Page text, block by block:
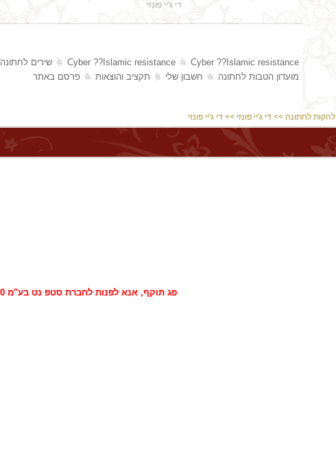
די ג'יי פונזי
Cyber ??Islamic resistance
Cyber ??Islamic resistance שירים לחתונה
מועדון הטבות לחתונה
חשבון שלי תקציב והוצאות פרסם באתר
להקות לחתונה >> די ג'יי פונזי >> די ג'יי פונזי
פג תוקף, אנא לפנות לחברת סטפ נט בע"מ 077-7909600